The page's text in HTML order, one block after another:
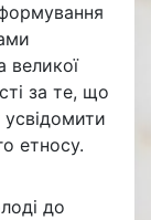
великої
за те, що
етносу.
до